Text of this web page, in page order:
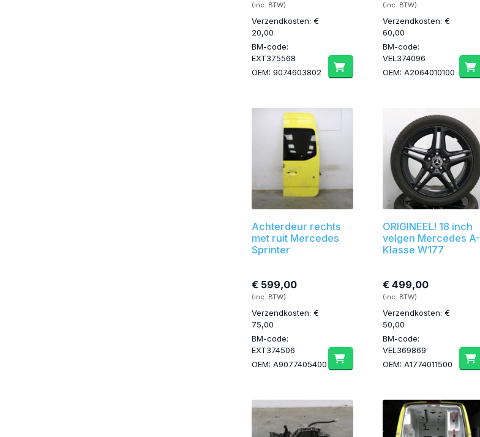
(inc. BTW)
Verzendkosten: €
20,00
BM-code:
EXT375568
OEM: 9074603802
(inc. BTW)
Verzendkosten: €
60,00
BM-code:
VEL374096
OEM: A2064010100
Achterdeur rechts
met ruit Mercedes
Sprinter
€ 599,00
(inc. BTW)
Verzendkosten: €
75,00
BM-code:
EXT374506
OEM: A9077405400
ORIGINEEL! 18 inch
velgen Mercedes A-
Klasse W177
€ 499,00
(inc. BTW)
Verzendkosten: €
50,00
BM-code:
VEL369869
OEM: A1774011500